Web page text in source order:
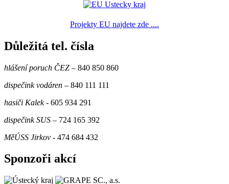
Projekty EU najdete zde ....
Důležitá tel. čísla
hlášení poruch ČEZ – 840 850 860
dispečink vodáren – 840 111 111
hasiči Kalek- 605 934 291
dispečink SUS – 724 165 392
MěÚSS Jirkov - 474 684 432
Sponzoři akcí